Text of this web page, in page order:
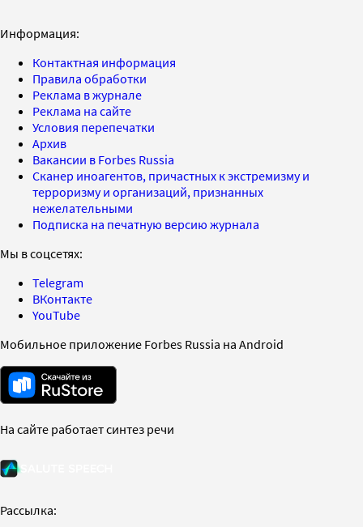
Информация:
Контактная информация
Правила обработки
Реклама в журнале
Реклама на сайте
Условия перепечатки
Архив
Вакансии в Forbes Russia
Сканер иноагентов, причастных к экстремизму и
терроризму и организаций, признанных
нежелательными
Подписка на печатную версию журнала
Мы в соцсетях:
Telegram
ВКонтакте
YouTube
Мобильное приложение Forbes Russia на Android
На сайте работает синтез речи
Рассылка: